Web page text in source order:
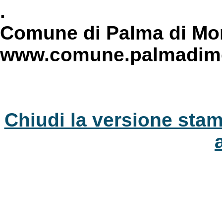
.
Comune di Palma di
Chiudi la versione